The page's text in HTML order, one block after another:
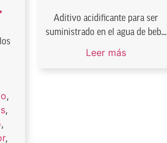
,
,
,
,
Aditivo acidificante para ser
suministrado en el agua de beb...
Leer más